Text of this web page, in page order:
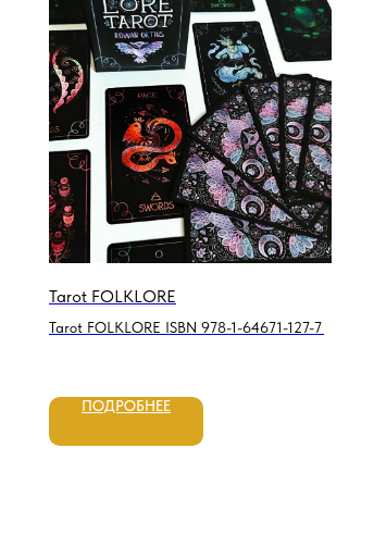
Tarot FOLKLORE
Tarot FOLKLORE ISBN 978-1-64671-127-7
ПОДРОБНЕЕ